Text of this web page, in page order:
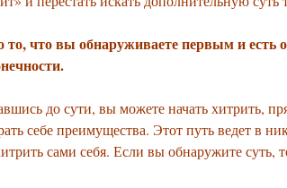
то, что вы обнаруживаете первым и есть
до сути, вы можете начать хитрить,
себе преимущества. Этот путь ведет в
сами себя. Если вы обнаружите суть,